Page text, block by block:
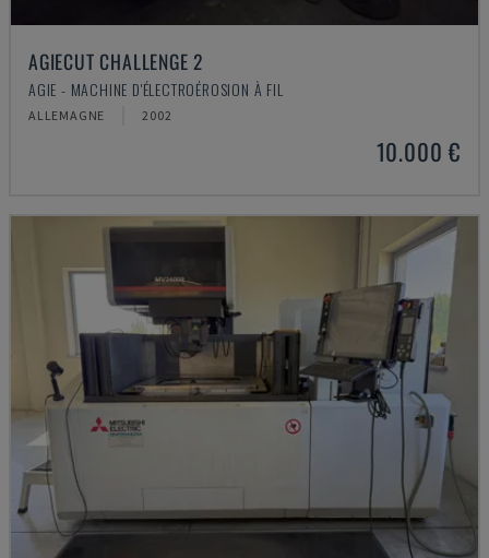
AGIECUT CHALLENGE 2
AGIE - MACHINE D'ÉLECTROÉROSION À FIL
ALLEMAGNE 2002
10.000 €